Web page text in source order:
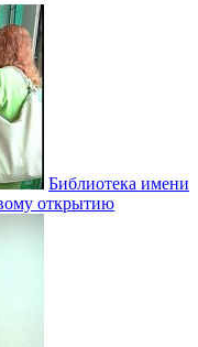
Библиотека имени
открытию